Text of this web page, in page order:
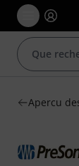
Apercu